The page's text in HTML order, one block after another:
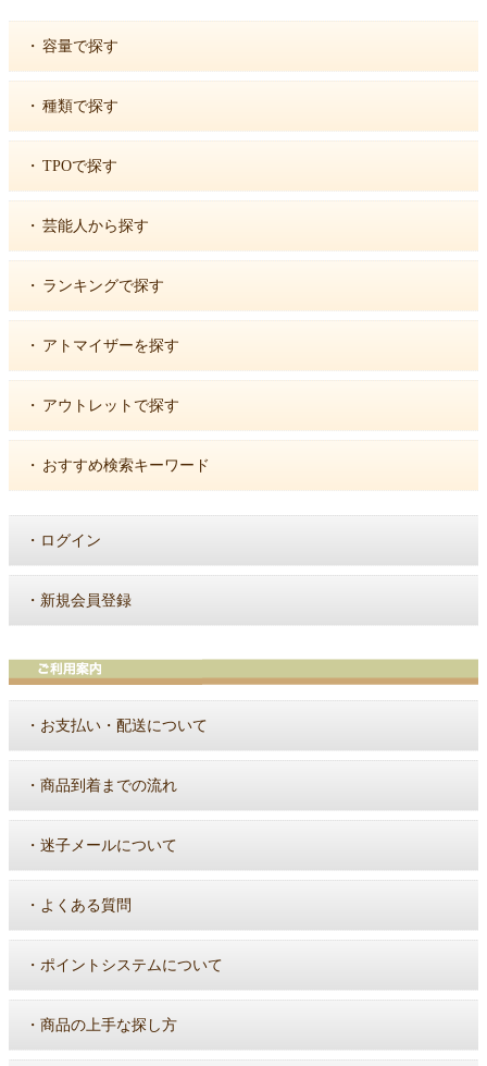
・ 容量で探す
・ 種類で探す
・ TPOで探す
・ 芸能人から探す
・ ランキングで探す
・ アトマイザーを探す
・ アウトレットで探す
・ おすすめ検索キーワード
・ ログイン
・ 新規会員登録
・ お支払い・配送について
・ 商品到着までの流れ
・ 迷子メールについて
・ よくある質問
・ ポイントシステムについて
・ 商品の上手な探し方